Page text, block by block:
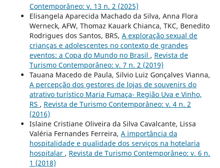
Contemporâneo: v. 13 n. 2 (2025)
Elisangela Aparecida Machado da Silva, Anna Flora
Werneck, AFW, Thomaz Kauark Chianca, TKC, Benedito
Rodrigues dos Santos, BRS, A exploração sexual de
crianças e adolescentes no contexto de grandes
eventos: a Copa do Mundo no Brasil , Revista de
Turismo Contemporâneo: v. 7 n. 2 (2019)
Tauana Macedo de Paula, Silvio Luiz Gonçalves Vianna,
A percepção dos gestores de lojas de souvenirs do
atrativo turístico Maria Fumaça- Região Uva e Vinho,
RS , Revista de Turismo Contemporâneo: v. 4 n. 2
(2016)
Islaine Cristiane Oliveira da Silva Cavalcante, Lissa
Valéria Fernandes Ferreira, A importância da
hospitalidade e qualidade dos serviços na hotelaria
hospitalar , Revista de Turismo Contemporâneo: v. 6 n.
1 (2018)